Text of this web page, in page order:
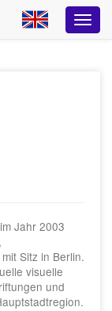
Jahr 2003
Sitz in Berlin.
visuelle
und